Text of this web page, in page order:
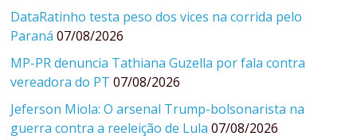
DataRatinho testa peso dos vices na corrida pelo
Paraná 07/08/2026
MP-PR denuncia Tathiana Guzella por fala contra
vereadora do PT 07/08/2026
Jeferson Miola: O arsenal Trump-bolsonarista na
guerra contra a reeleição de Lula 07/08/2026